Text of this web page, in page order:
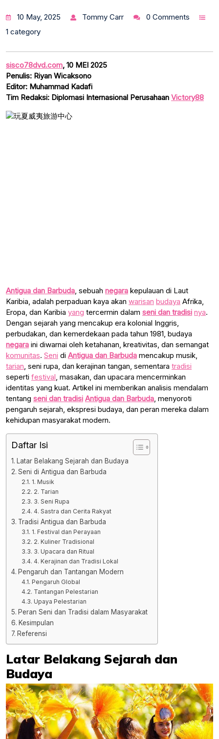
10 May, 2025 Tommy Carr
0 Comments
1 category
sisco78dvd.com, 10 MEI 2025
Penulis: Riyan Wicaksono
Editor: Muhammad Kadafi
Tim Redaksi: Diplomasi Internasional Perusahaan Victory88
Antigua dan Barbuda , sebuah negara kepulauan di Laut
Karibia, adalah perpaduan kaya akan warisan budaya Afrika,
Eropa, dan Karibia yang tercermin dalam seni dan tradisi nya.
Dengan sejarah yang mencakup era kolonial Inggris,
perbudakan, dan kemerdekaan pada tahun 1981, budaya
negara ini diwarnai oleh ketahanan, kreativitas, dan semangat
komunitas. Seni di Antigua dan Barbuda mencakup musik,
tarian , seni rupa, dan kerajinan tangan, sementara tradisi
seperti festival , masakan, dan upacara mencerminkan
identitas yang kuat. Artikel ini memberikan analisis mendalam
tentang seni dan tradisi Antigua dan Barbuda , menyoroti
pengaruh sejarah, ekspresi budaya, dan peran mereka dalam
kehidupan masyarakat modern.
Daftar Isi
Latar Belakang Sejarah dan Budaya
Seni di Antigua dan Barbuda
1. Musik
2. Tarian
3. Seni Rupa
4. Sastra dan Cerita Rakyat
Tradisi Antigua dan Barbuda
1. Festival dan Perayaan
2. Kuliner Tradisional
3. Upacara dan Ritual
4. Kerajinan dan Tradisi Lokal
Pengaruh dan Tantangan Modern
Pengaruh Global
Tantangan Pelestarian
Upaya Pelestarian
Peran Seni dan Tradisi dalam Masyarakat
Kesimpulan
Referensi
Latar Belakang Sejarah dan
Budaya